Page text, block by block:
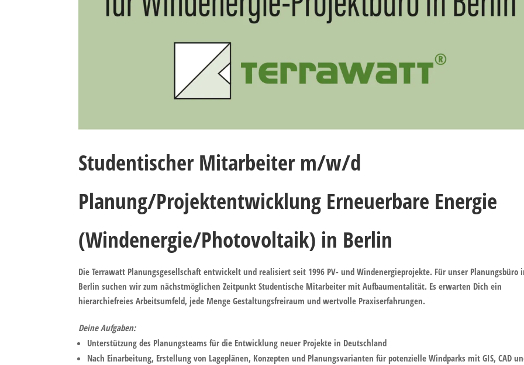
Studentischer Mitarbeiter m/w/d
Planung/Projektentwicklung Erneuerbare Energie
(Windenergie/Photovoltaik) in Berlin
Die Terrawatt Planungsgesellschaft entwickelt und realisiert seit 1996 PV- und Windenergieprojekte. Für unser Planungsbüro
Berlin suchen wir zum nächstmöglichen Zeitpunkt Studentische Mitarbeiter mit Aufbaumentalität. Es erwarten Dich ein
hierarchiefreies Arbeitsumfeld, jede Menge Gestaltungsfreiraum und wertvolle Praxiserfahrungen.
Deine Aufgaben:
Unterstützung des Planungsteams für die Entwicklung neuer Projekte in Deutschland
Nach Einarbeitung, Erstellung von Lageplänen, Konzepten und Planungsvarianten für potenzielle Windparks mit GIS, CAD